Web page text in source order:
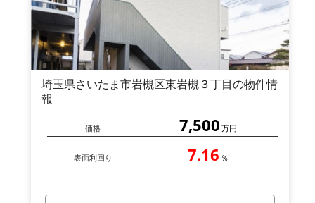
埼玉県さいたま市岩槻区東岩槻３丁目の物件情
報
価格 7,500 万円
表面利回り 7.16 ％